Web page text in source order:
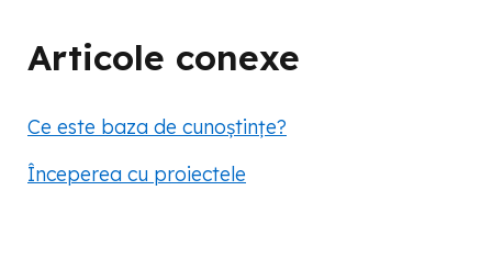
Articole conexe
Ce este baza de cunoștințe?
Începerea cu proiectele